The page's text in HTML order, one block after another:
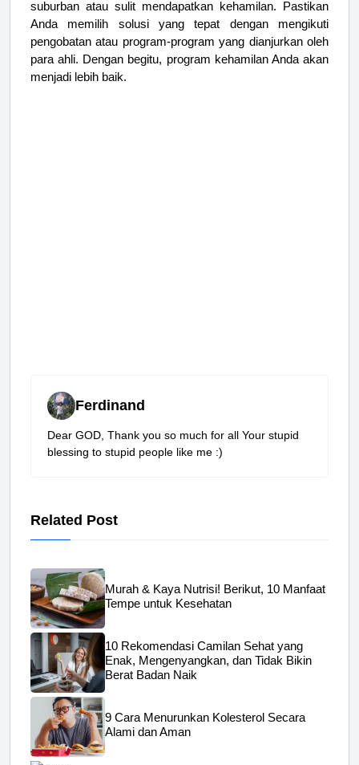
suburban atau sulit mendapatkan kehamilan. Pastikan
Anda memilih solusi yang tepat dengan mengikuti
pengobatan atau program-program yang dianjurkan oleh
para ahli. Dengan begitu, program kehamilan Anda akan
menjadi lebih baik.
Ferdinand
Dear GOD, Thank you so much for all Your stupid
blessing to stupid people like me :)
Related Post
Murah & Kaya Nutrisi! Berikut, 10 Manfaat
Tempe untuk Kesehatan
10 Rekomendasi Camilan Sehat yang
Enak, Mengenyangkan, dan Tidak Bikin
Berat Badan Naik
9 Cara Menurunkan Kolesterol Secara
Alami dan Aman